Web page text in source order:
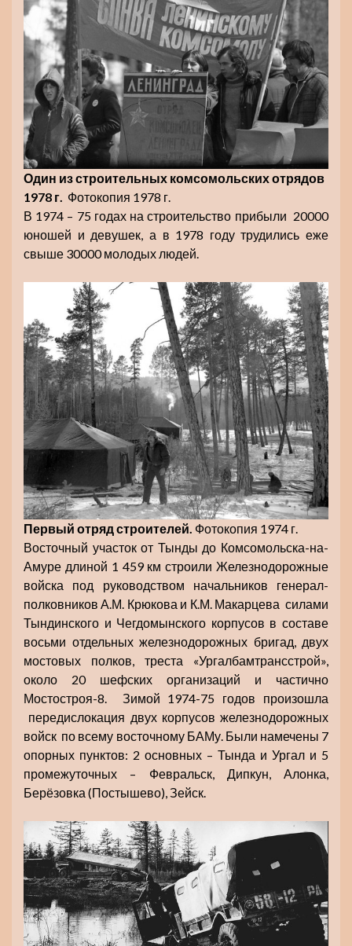
Один из строительных комсомольских отрядов
1978 г. Фотокопия 1978 г.
В 1974 – 75 годах на строительство прибыли 20000
юношей и девушек, а в 1978 году трудились еже
свыше 30000 молодых людей.
Первый отряд строителей. Фотокопия 1974 г.
Восточный участок от Тынды до Комсомольска-на-
Амуре длиной 1 459 км строили Железнодорожные
войска под руководством начальников генерал-
полковников А.М. Крюкова и К.М. Макарцева силами
Тындинского и Чегдомынского корпусов в составе
восьми отдельных железнодорожных бригад, двух
мостовых полков, треста «Ургалбамтрансстрой»,
около 20 шефских организаций и частично
Мостостроя-8. Зимой 1974-75 годов произошла
передислокация двух корпусов железнодорожных
войск по всему восточному БАМу. Были намечены 7
опорных пунктов: 2 основных – Тында и Ургал и 5
промежуточных – Февральск, Дипкун, Алонка,
Берёзовка (Постышево), Зейск.